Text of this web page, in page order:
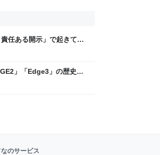
任ある開示」で起きてい
」「Edge3」の歴史に
のサービス